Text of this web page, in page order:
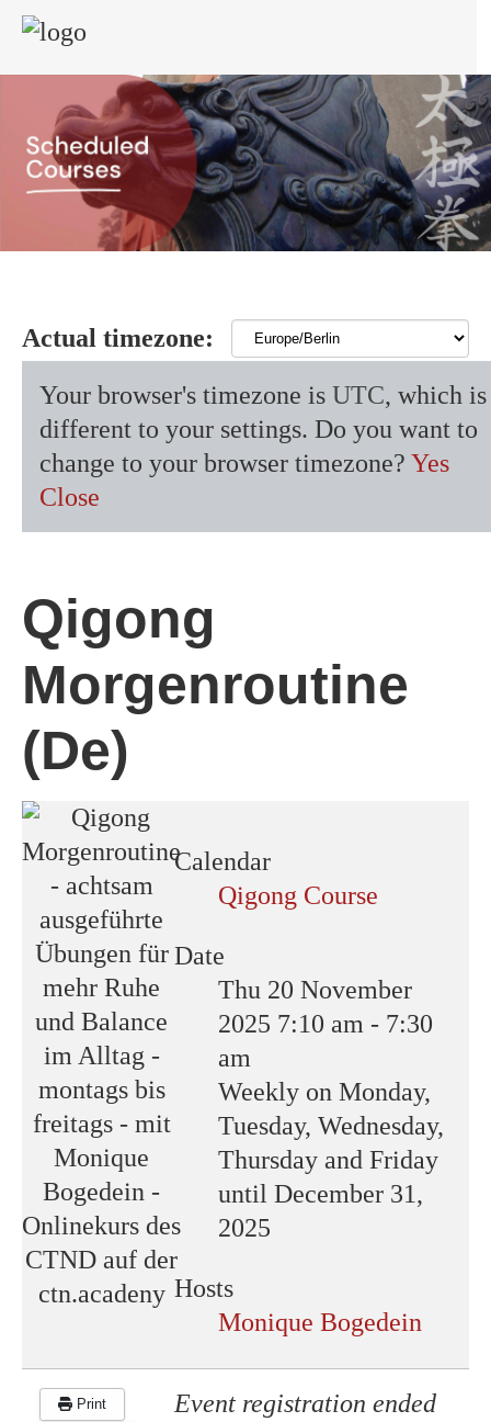
Actual timezone:
Your browser's timezone is UTC, which is
different to your settings. Do you want to
change to your browser timezone? Yes
Close
Qigong
Morgenroutine
(De)
Calendar
Qigong Course
Date
Thu 20 November
2025 7:10 am - 7:30
am
Weekly on Monday,
Tuesday, Wednesday,
Thursday and Friday
until December 31,
2025
Hosts
Monique Bogedein
Print
Event registration ended